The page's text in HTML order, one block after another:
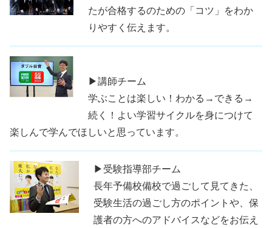
たが合格するのための「コツ」をわか
りやすく伝えます。
▶講師チーム
学ぶことは楽しい！わかる→できる→
続く！よい学習サイクルを身につけて
楽しんで学んでほしいと思っています。
▶受験指導部チーム
長年予備校備校で過ごして見てきた、
受験生活の過ごし方のポイントや、保
護者の方へのアドバイスなどをお伝え